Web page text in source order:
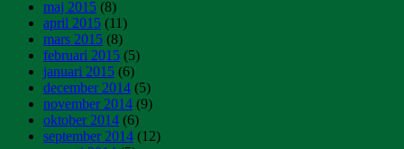
maj 2015 (8)
april 2015 (11)
mars 2015 (8)
februari 2015 (5)
januari 2015 (6)
december 2014 (5)
november 2014 (9)
oktober 2014 (6)
september 2014 (12)